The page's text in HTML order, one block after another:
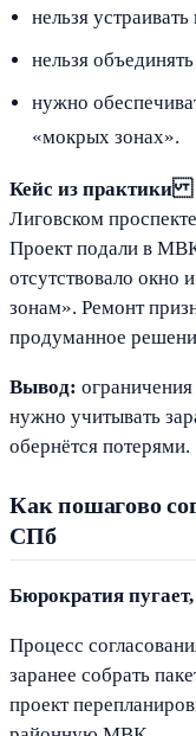
нельзя
нельзя
нужно
«мокрых зонах».
Кейс из практики
Лиговском
Проект подали в
отсутствовало
зонам». Ремонт
продуманное
Вывод:
нужно учитывать
обернётся потерями.
Как пошагово
СПб
Бюрократия
Процесс
заранее собрать
проект